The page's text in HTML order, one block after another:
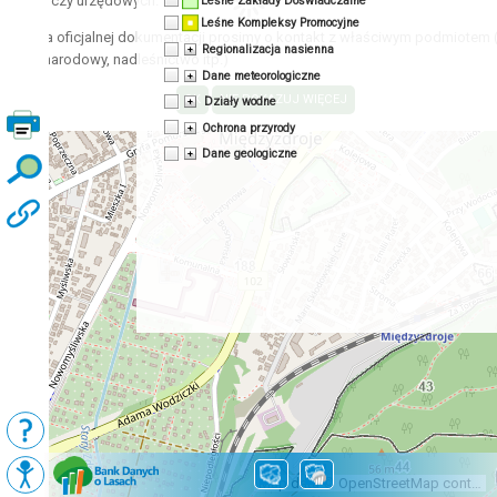
Map data © OpenStreetMap contributors, CC-BY-SA
Podkłady Mapy BDL
Leśne Kompleksy Promocyjne
Regionalizacja nasienna
Dane meteorologiczne
Działy wodne
Ochrona przyrody
Dane geologiczne
oficjalnej dokumentacji prosimy o kontakt z właściwym podmiotem
park narodowy, nadleśnictwo itp.)